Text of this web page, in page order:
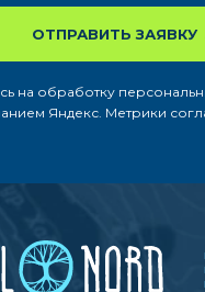
ОТПРАВИТЬ ЗАЯВКУ
на обработку
Яндекс. Метрики